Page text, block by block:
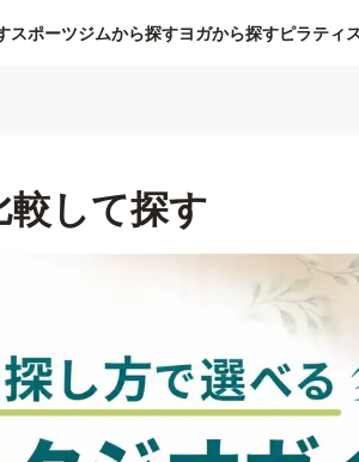
スポーツジムから探すヨガから探すピラティ
較して探す